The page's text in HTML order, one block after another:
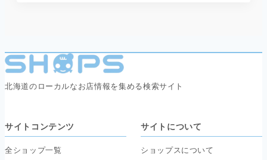
北海道のローカルなお店情報を集める検索サイト
サイトコンテンツ
全ショップ一覧
サイトについて
ショップスについて